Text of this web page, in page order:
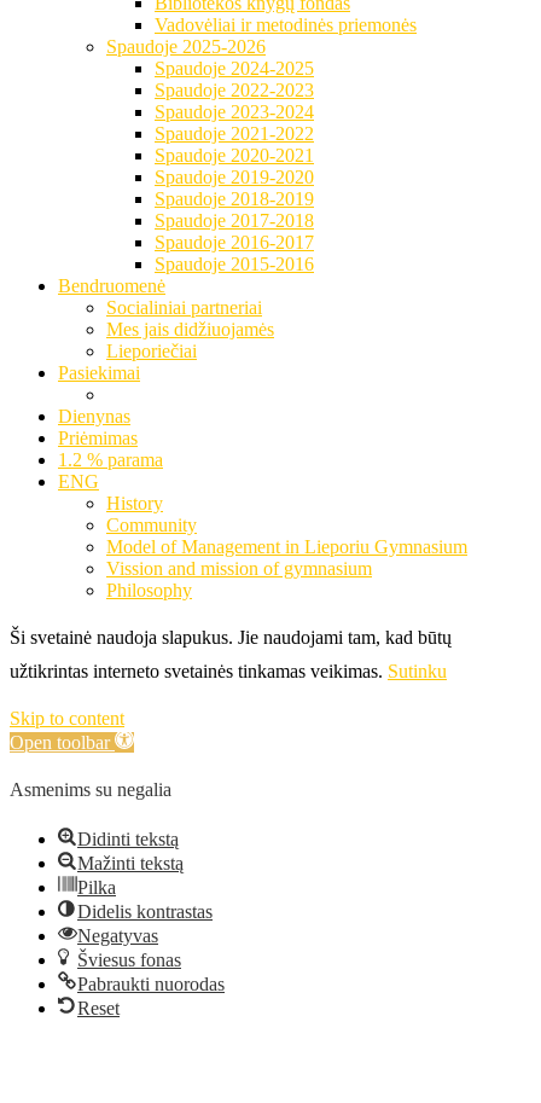
Vadovėliai ir metodinės priemonės
Spaudoje 2025-2026
Spaudoje 2024-2025
Spaudoje 2022-2023
Spaudoje 2023-2024
Spaudoje 2021-2022
Spaudoje 2020-2021
Spaudoje 2019-2020
Spaudoje 2018-2019
Spaudoje 2017-2018
Spaudoje 2016-2017
Spaudoje 2015-2016
Bendruomenė
Socialiniai partneriai
Mes jais didžiuojamės
Lieporiečiai
Pasiekimai
Dienynas
Priėmimas
1.2 % parama
ENG
History
Community
Model of Management in Lieporiu Gymnasium
Vission and mission of gymnasium
Philosophy
Ši svetainė naudoja slapukus. Jie naudojami tam, kad būtų
užtikrintas interneto svetainės tinkamas veikimas. Sutinku
Skip to content
Open toolbar
Asmenims su negalia
Didinti tekstą
Mažinti tekstą
Pilka
Didelis kontrastas
Negatyvas
Šviesus fonas
Pabraukti nuorodas
Reset